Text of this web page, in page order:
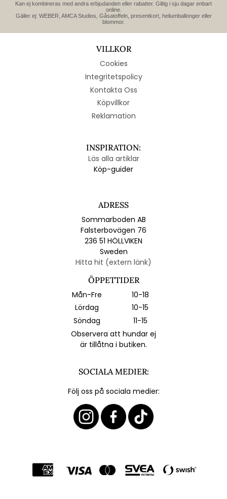
Kan ej kombineras med andra erbjudanden eller rabatter. Giltig i sju dagar enbart
online.
Gäller ej: WEBER, AMCA Studios, Gåsatoffeln, presentkort, heliumballonger eller
blommor.
VILLKOR
Cookies
Integritetspolicy
Kontakta Oss
Köpvillkor
Reklamation
INSPIRATION:
Läs alla artiklar
Köp-guider
ADRESS
Sommarboden AB
Falsterbovägen 76
236 51 HÖLLVIKEN
Sweden
Hitta hit (extern länk)
ÖPPETTIDER
Mån-Fre
10-18
Lördag
10-15
Söndag
11-15
Observera att hundar ej
är tillåtna i butiken.
SOCIALA MEDIER:
Följ oss på sociala medier: